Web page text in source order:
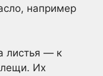
например
листья — к
Их